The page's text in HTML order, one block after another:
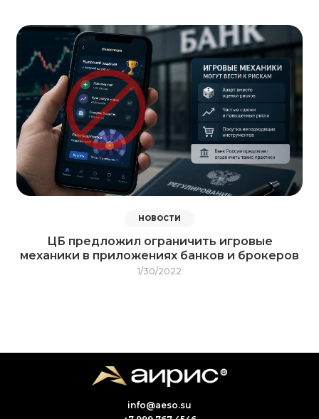
НОВОСТИ
ЦБ предложил ограничить игровые
механики в приложениях банков и брокеров
1/30/2022
info@aeso.su